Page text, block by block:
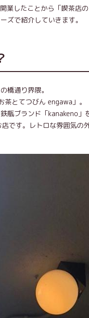
したことから「喫茶店
ズで紹介していきます。
橋通り界隈。
とてつびん engawa」。
瓶ブランド「kanakeno
す。レトロな雰囲気の